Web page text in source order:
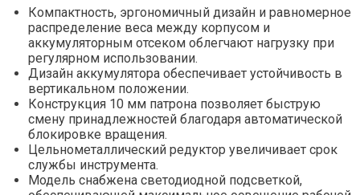
Компактность, эргономичный дизайн и равномерное
распределение веса между корпусом и
аккумуляторным отсеком облегчают нагрузку при
регулярном использовании.
Дизайн аккумулятора обеспечивает устойчивость в
вертикальном положении.
Конструкция 10 мм патрона позволяет быструю
смену принадлежностей благодаря автоматической
блокировке вращения.
Цельнометаллический редуктор увеличивает срок
службы инструмента.
Модель снабжена светодиодной подсветкой,